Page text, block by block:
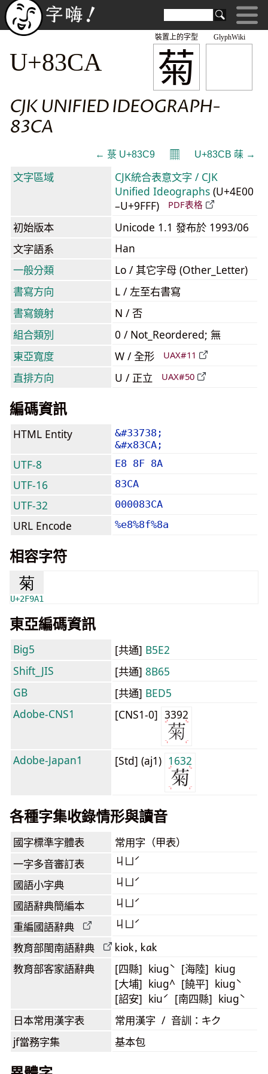
GlyphWiki
菊
裝置上的字型
U+83CA
CJK UNIFIED IDEOGRAPH-
83CA
← 菉 U+83C9 𝄜 U+83CB 菋 →
文字區域
CJK統合表意文字 / CJK
Unified Ideographs (U+4E00
–U+9FFF)
PDF表格
初始版本
Unicode 1.1 發布於 1993/06
文字語系
Han
一般分類
Lo / 其它字母 (Other_Letter)
書寫方向
L / 左至右書寫
書寫鏡射
N / 否
組合類別
0 / Not_Reordered; 無
東亞寬度
W / 全形 UAX#11
直排方向 U / 正立 UAX#50
編碼資訊
HTML Entity
&#33738;
&#x83CA;
UTF-8 E8 8F 8A
UTF-16 83CA
UTF-32 000083CA
URL Encode %e8%8f%8a
相容字符
菊
U+2F9A1
東亞編碼資訊
Big5 [共通] B5E2
Shift_JIS
[共通] 8B65
GB
[共通] BED5
Adobe-CNS1
[CNS1-0] 3392
Adobe-Japan1 [Std] (aj1) 1632
各種字集收錄情形與讀音
國字標準字體表 常用字（甲表）
一字多音審訂表 ㄐㄩˊ
國語小字典 ㄐㄩˊ
國語辭典簡編本 ㄐㄩˊ
重編國語辭典 ㄐㄩˊ
教育部閩南語辭典 kiok, kak
教育部客家語辭典
[四縣] kiugˋ [海陸] kiug
[大埔] kiug^ [饒平] kiugˋ
[詔安] kiuˊ [南四縣] kiugˋ
日本常用漢字表 常用漢字 / 音訓：キク
jf當務字集 基本包